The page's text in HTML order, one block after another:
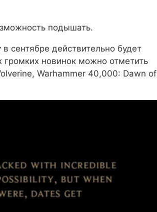
подышать.
сентябре действительно будет
новинок можно отметить
Warhammer 40,000: Dawn of